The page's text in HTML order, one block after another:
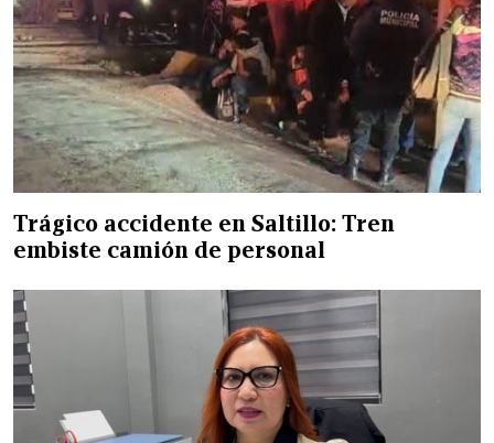
Trágico accidente en Saltillo: Tren
embiste camión de personal